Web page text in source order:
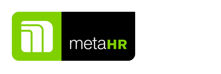
Inhalt
springen